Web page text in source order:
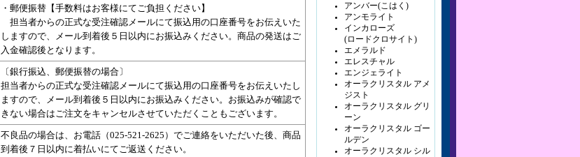
・郵便振替【手数料はお客様にてご負担ください】
担当者からの正式な受注確認メールにて振込用の口座番号をお伝えいた
しますので、メール到着後５日以内にお振込みください。商品の発送はご
入金確認後となります。
〔銀行振込、郵便振替の場合〕
担当者からの正式な受注確認メールにて振込用の口座番号をお伝えいたし
ますので、メール到着後５日以内にお振込みください。お振込みが確認で
きない場合はご注文をキャンセルさせていただくこともございます。
不良品の場合は、お電話（025-521-2625）でご連絡をいただいた後、商品
到着後７日以内に着払いにてご返送ください。
アンバー(こはく)
アンモライト
インカローズ
(ロードクロサイト)
エメラルド
エレスチャル
エンジェライト
オーラクリスタル アメ
ジスト
オーラクリスタル グリ
ーン
オーラクリスタル ゴー
ルデン
オーラクリスタル シル